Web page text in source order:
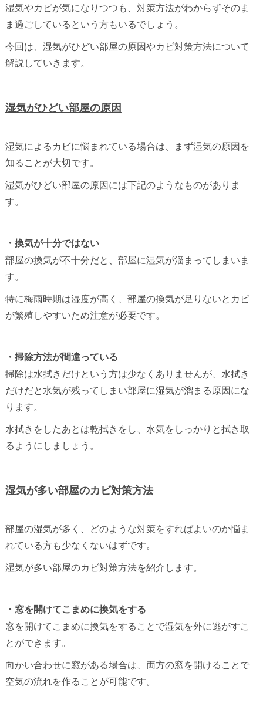
湿気やカビが気になりつつも、対策方法がわからずそのま
ま過ごしているという方もいるでしょう。
今回は、湿気がひどい部屋の原因やカビ対策方法について
解説していきます。
湿気がひどい部屋の原因
湿気によるカビに悩まれている場合は、まず湿気の原因を
知ることが大切です。
湿気がひどい部屋の原因には下記のようなものがありま
す。
・換気が十分ではない
部屋の換気が不十分だと、部屋に湿気が溜まってしまいま
す。
特に梅雨時期は湿度が高く、部屋の換気が足りないとカビ
が繁殖しやすいため注意が必要です。
・掃除方法が間違っている
掃除は水拭きだけという方は少なくありませんが、水拭き
だけだと水気が残ってしまい部屋に湿気が溜まる原因にな
ります。
水拭きをしたあとは乾拭きをし、水気をしっかりと拭き取
るようにしましょう。
湿気が多い部屋のカビ対策方法
部屋の湿気が多く、どのような対策をすればよいのか悩ま
れている方も少なくないはずです。
湿気が多い部屋のカビ対策方法を紹介します。
・窓を開けてこまめに換気をする
窓を開けてこまめに換気をすることで湿気を外に逃がすこ
とができます。
向かい合わせに窓がある場合は、両方の窓を開けることで
空気の流れを作ることが可能です。